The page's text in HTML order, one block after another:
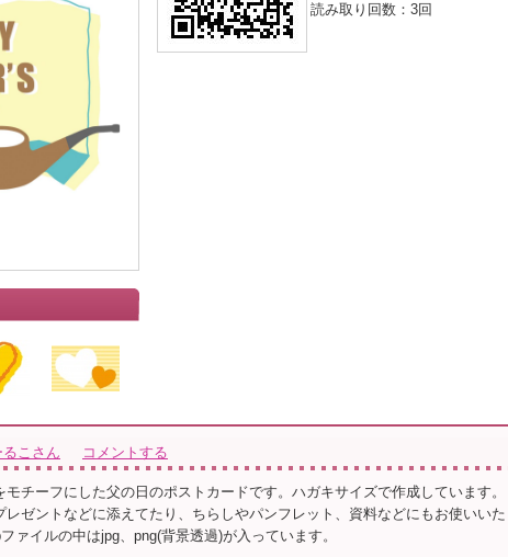
読み取り回数： 3回
こさん コメントする
モチーフにした父の日のポストカードです。ハガキサイズで作成しています。
レゼントなどに添えてたり、ちらしやパンフレット、資料などにもお使いいた
ァイルの中はjpg、png(背景透過)が入っています。